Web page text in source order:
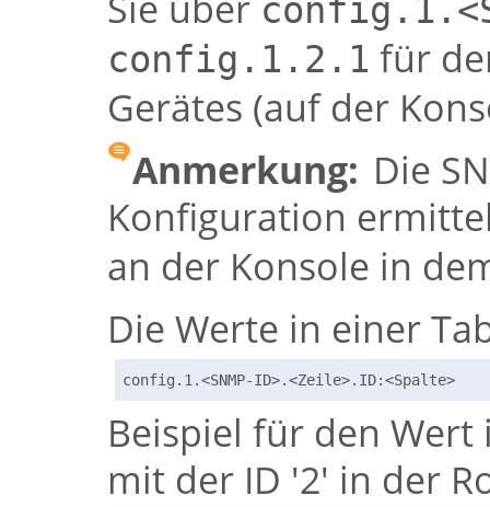
config.1.2.1 für
Gerätes (auf der
Anmerkung: Die
Konfiguration
an der Konsole in
Die Werte in einer
config.1.<SNMP-ID>.<Zeile>.ID:<Spalte>
Beispiel für den
mit der ID '2' in der